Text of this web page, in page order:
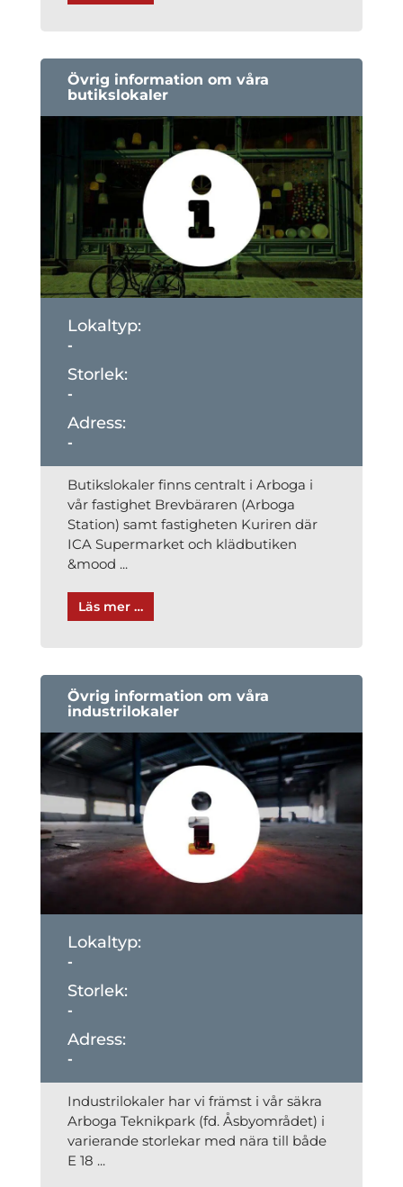
Övrig information om våra
butikslokaler
-
-
-
Butikslokaler finns centralt i Arboga i
vår fastighet Brevbäraren (Arboga
Station) samt fastigheten Kuriren där
ICA Super­market och klädbutiken
&mood ...
Läs mer …
Övrig information om våra
industrilokaler
-
-
-
Industri­lokaler har vi främst i vår säkra
Arboga Teknikpark (fd. Åsbyområdet) i
varierande storlekar med nära till både
E 18 ...